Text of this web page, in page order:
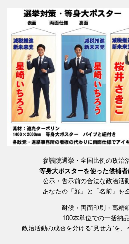
参議院選挙・全国比例の政治
等身大ポスターを使った候補者
公示・告示前の合法な政治活
あなたの「顔」と「名前」を
耐候・両面印刷・高精
100本単位での一括納品
政治活動の成否を分ける“見せ方”を